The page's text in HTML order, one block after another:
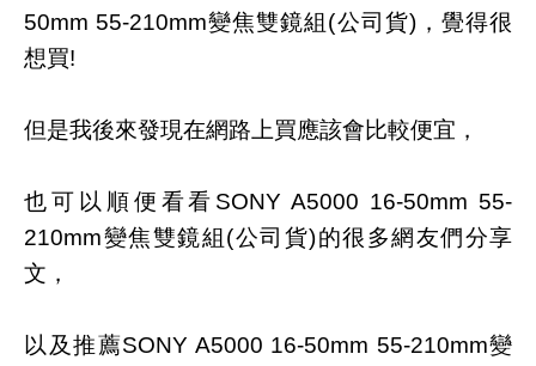
50mm 55-210mm變焦雙鏡組(公司貨)，覺得很
想買!
但是我後來發現在網路上買應該會比較便宜，
也可以順便看看SONY A5000 16-50mm 55-
210mm變焦雙鏡組(公司貨)的很多網友們分享
文，
以及推薦SONY A5000 16-50mm 55-210mm變